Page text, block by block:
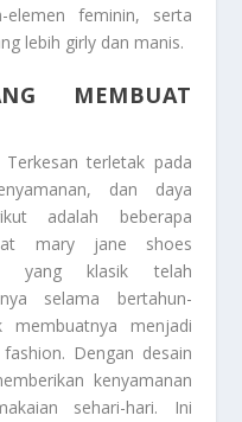
elemen feminin, serta
lebih girly dan manis.
MEMBUAT
terletak pada
dan daya
adalah beberapa
mary jane shoes
yang klasik telah
selama bertahun-
membuatnya menjadi
Dengan desain
kenyamanan
sehari-hari. Ini